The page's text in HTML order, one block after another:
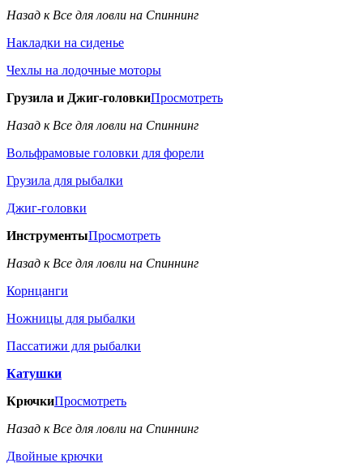
Назад к Все для ловли на Спиннинг
Накладки на сиденье
Чехлы на лодочные моторы
Грузила и Джиг-головкиПросмотреть
Назад к Все для ловли на Спиннинг
Вольфрамовые головки для форели
Грузила для рыбалки
Джиг-головки
ИнструментыПросмотреть
Назад к Все для ловли на Спиннинг
Корнцанги
Ножницы для рыбалки
Пассатижи для рыбалки
Катушки
КрючкиПросмотреть
Назад к Все для ловли на Спиннинг
Двойные крючки